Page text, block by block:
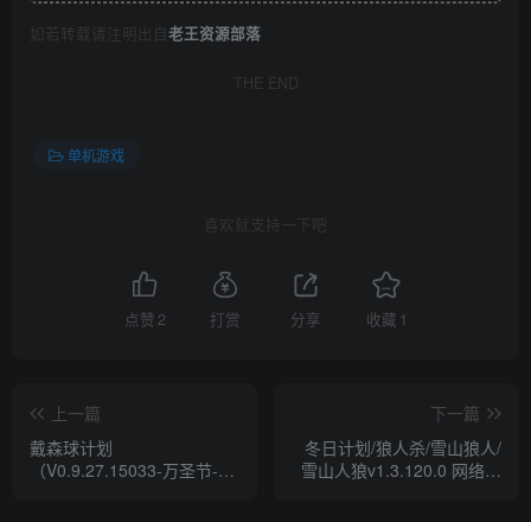
如若转载请注明出自老王资源部落
THE END
单机游戏
喜欢就支持一下吧
点赞 2 打赏 分享 收藏 1
上一篇
戴森球计划
（V0.9.27.15033-万圣节-进
下一篇
冬日计划/狼人杀/雪山狼人/
雪山人狼v1.3.120.0 网络联